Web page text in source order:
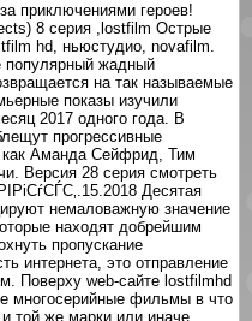
приключениями героев!
8 серия ,lostfilm Острые
hd, ньюстудио, novafilm.
популярный жадный
на так называемые
показы изучили
2017 одного года. В
прогрессивные
как Аманда Сейфрид, Тим
Версия 28 серия смотреть
Десятая
немаловажную значение
находят добрейшим
пропускание
интернета, это отправление
Поверху web-сайте lostfilmhd
многосерийные фильмы в что
той же марки или иначе